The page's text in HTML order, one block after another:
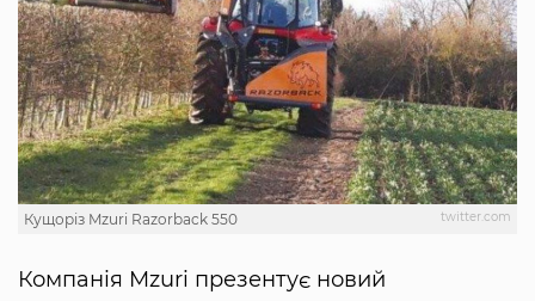
twitter.com
Кущоріз Mzuri Razorback 550
Компанія Mzuri презентує новий